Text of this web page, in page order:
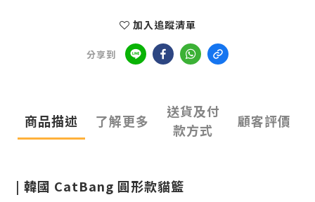
加入追蹤清單
分享到
商品描述 了解更多
送貨及付
款方式
顧客評價
| 韓國 CatBang 圓形款貓籃